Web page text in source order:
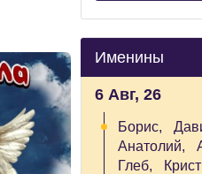
Именины
6 Авг, 26
Борис,
Анатолий,
Глеб,